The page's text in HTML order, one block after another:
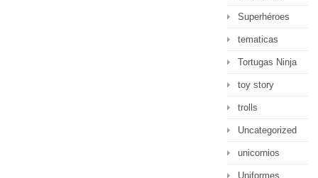
Superhéroes
tematicas
Tortugas Ninja
toy story
trolls
Uncategorized
unicornios
Uniformes